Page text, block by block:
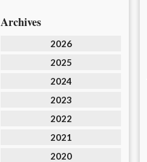
Archives
2026
2025
2024
2023
2022
2021
2020